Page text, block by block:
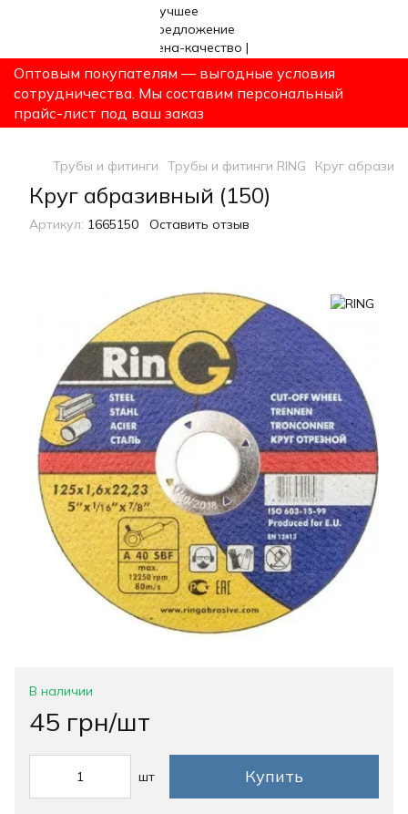
Оптовым покупателям — выгодные условия
сотрудничества. Мы составим персональный
прайс-лист под ваш заказ
Трубы и фитинги Трубы и фитинги RING Круг
Круг абразивный (150)
Артикул: 1665150 Оставить отзыв
В наличии
45 грн/шт
шт Купить